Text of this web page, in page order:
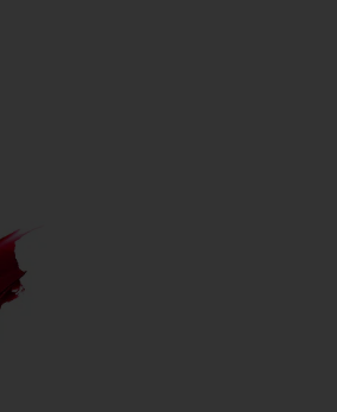
FORBIDDEN リップスティック